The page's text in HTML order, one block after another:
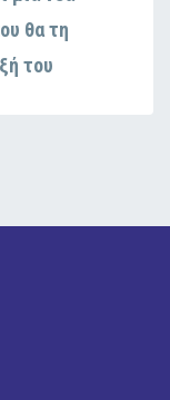
θα τη
του